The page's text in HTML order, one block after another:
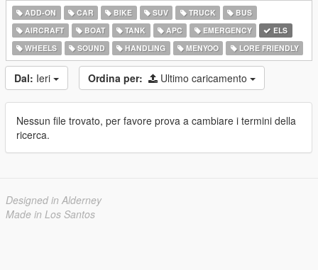
ADD-ON CAR BIKE SUV TRUCK
BUS
AIRCRAFT
BOAT TANK APC EMERGENCY
ELS
WHEELS
SOUND HANDLING MENYOO LORE FRIENDLY
Dal: Ieri Ordina per: Ultimo caricamento
Nessun file trovato, per favore prova a cambiare i termini della
ricerca.
Designed in Alderney
Made in Los Santos